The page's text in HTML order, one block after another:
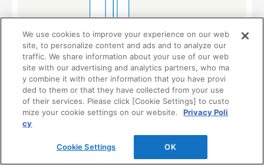
クローゼット・内部収納のお手入れ
いつまでも美しく保つためのお手入れ方法や汚してしまった
We use cookies to improve your experience on our web
site, to personalize content and ads and to analyze our
traffic. We share information about your use of our web
site with our advertising and analytics partners, who ma
y combine it with other information that you have provi
ded to them or that they have collected from your use
of their services. Please click [Cookie Settings] to custo
mize your cookie settings on our website.
Privacy Poli
cy
Cookie Settings OK